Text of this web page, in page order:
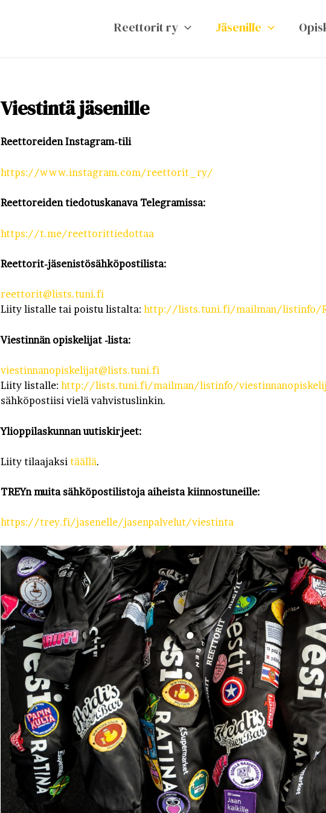
Reettorit ry Jäsenille
Viestintä jäsenille
Reettoreiden Instagram-tili
https://www.instagram.com/reettorit_ry/
Reettoreiden tiedotuskanava Telegramissa:
https://t.me/reettorittiedottaa
Reettorit-jäsenistösähköpostilista:
reettorit@lists.tuni.fi
Liity listalle tai poistu listalta: http://lists.tuni.fi/mailman/listinfo/
Viestinnän opiskelijat -lista:
viestinnanopiskelijat@lists.tuni.fi
Liity listalle: http://lists.tuni.fi/mailman/listinfo/
sähköpostiisi vielä vahvistuslinkin.
Ylioppilaskunnan uutiskirjeet:
Liity tilaajaksi täällä.
TREYn muita sähköpostilistoja aiheista kiinnostuneille:
https://trey.fi/jasenelle/jasenpalvelut/viestinta